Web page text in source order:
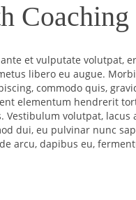
ante et vulputate volutpat,
libero eu augue.
commodo quis,
elementum hendrerit
Vestibulum volutpat, lacus
dui, eu pulvinar nunc
arcu, dapibus eu,